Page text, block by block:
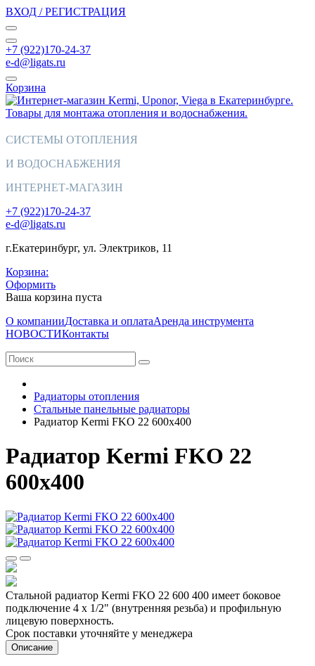
ВХОД / РЕГИСТРАЦИЯ
+7 (922)170-24-37
e-d@ligats.ru
Корзина
СИСТЕМЫ ОТОПЛЕНИЯ
И ВОДОСНАБЖЕНИЯ
ИНТЕРНЕТ-МАГАЗИН
+7 (922)170-24-37
e-d@ligats.ru
г.Екатеринбург, ул. Электриков, 11
Корзина:
Оформить
Ваша корзина пуста
О компанииДоставка и оплатаАренда инструмента
НОВОСТИКонтакты
Радиаторы отопления
Стальные панельные радиаторы
Радиатор Kermi FKO 22 600x400
Радиатор Kermi FKO 22
600x400
Стальной радиатор Kermi FKO 22 600 400 имеет боковое
подключение 4 х 1/2" (внутренняя резьба) и профильную
лицевую поверхность.
Срок поставки уточняйте у менеджера
Описание